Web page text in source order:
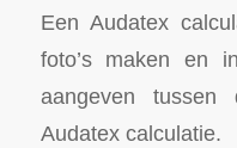
Een Audatex
foto’s maken en
aangeven
Audatex calculatie.